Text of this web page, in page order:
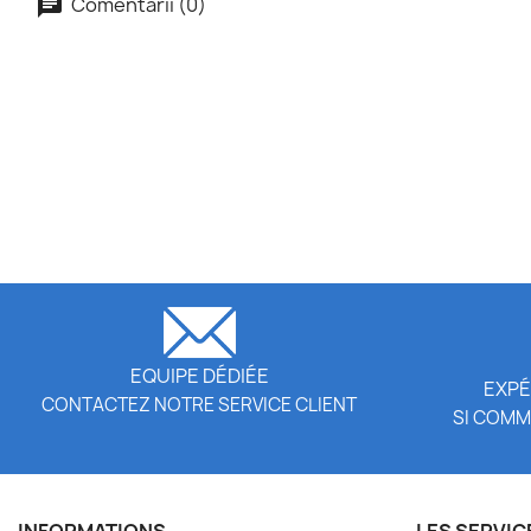
EQUIPE DÉDIÉE
CONTACTEZ NOTRE SERVICE CLIENT
SI